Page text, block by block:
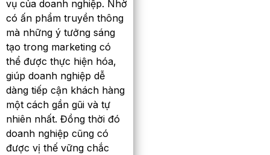
vụ của doanh nghiệp. Nhờ
có ấn phẩm truyền thông
mà những ý tưởng sáng
tạo trong marketing có
thể được thực hiện hóa,
giúp doanh nghiệp dễ
dàng tiếp cận khách hàng
một cách gần gũi và tự
nhiên nhất. Đồng thời đó
doanh nghiệp cũng có
được vị thế vững chắc